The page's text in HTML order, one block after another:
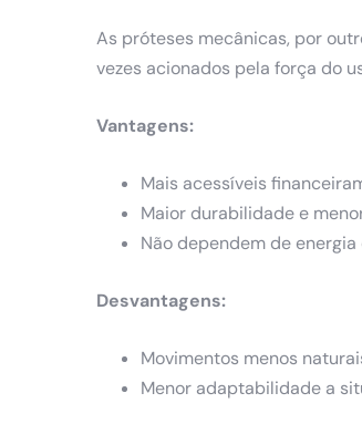
As próteses mecânicas, por
vezes acionados pela força do
Vantagens:
Mais acessíveis
Maior durabilidade e
Não dependem de
Desvantagens:
Movimentos menos
Menor adaptabilidade a